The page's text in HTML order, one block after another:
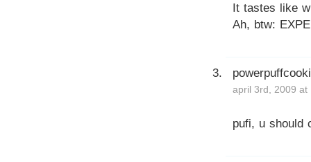
It tastes like
Ah, btw:
april 3rd, 2009 at
pufi, u should